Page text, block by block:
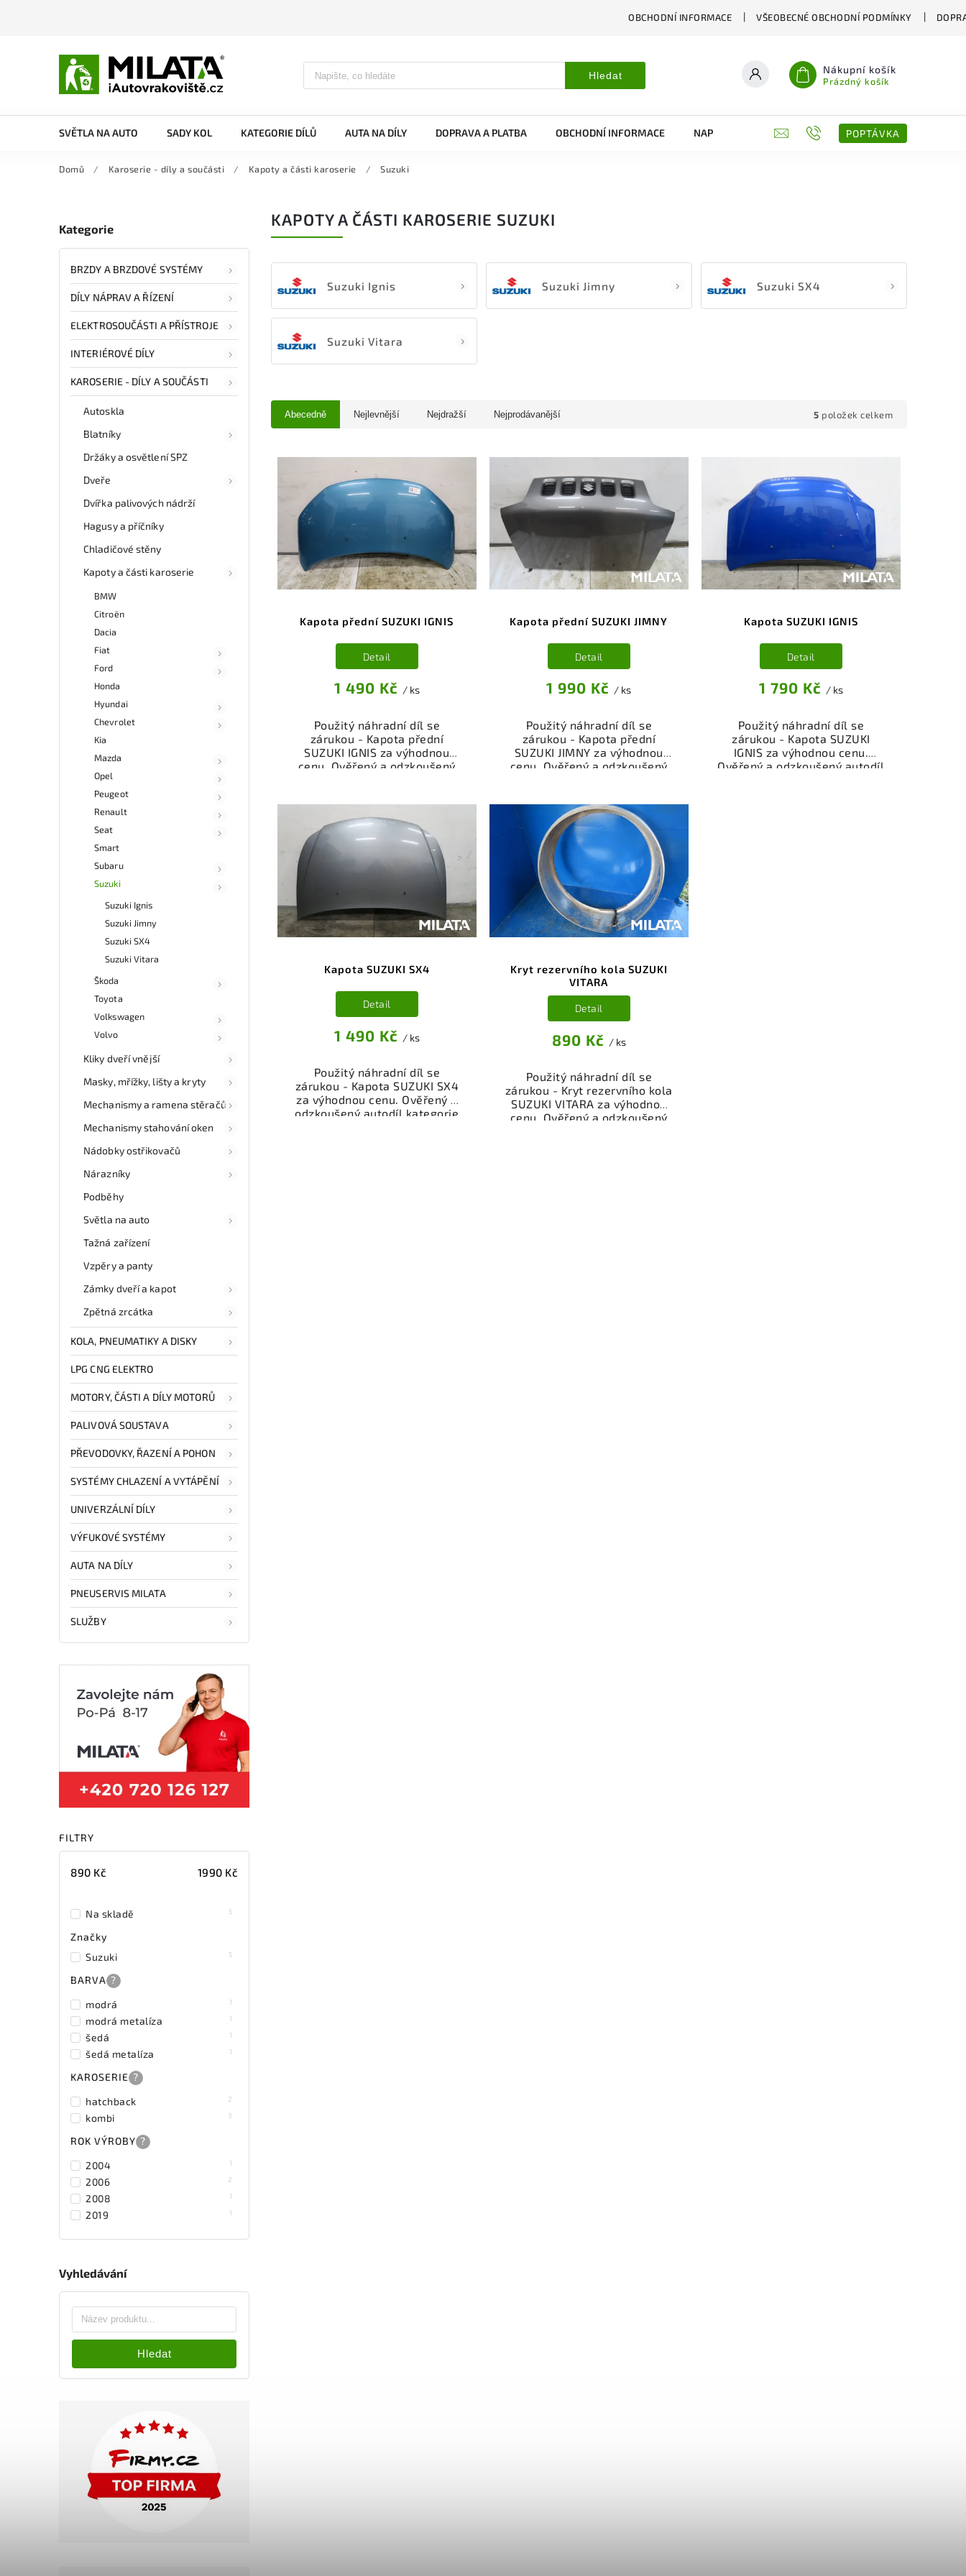
OBCHODNÍ INFORMACE VŠEOBECNÉ OBCHODNÍ PODMÍNKY
Hledat Nákupní košík
Prázdný košík
SVĚTLA NA AUTO SADY KOL KATEGORIE DÍLŮ AUTA NA DÍLY DOPRAVA A PLATBA OBCHODNÍ INFORMACE NAPIŠTE NÁM KONTAKTY POPTÁVKA
Domů / Karoserie - díly a součásti / Kapoty a části karoserie / Suzuki
Kategorie
BRZDY A BRZDOVÉ SYSTÉMY
DÍLY NÁPRAV A ŘÍZENÍ
ELEKTROSOUČÁSTI A PŘÍSTROJE
INTERIÉROVÉ DÍLY
KAROSERIE - DÍLY A SOUČÁSTI
Autoskla
Blatníky
Držáky a osvětlení SPZ
Dveře
Dvířka palivových nádrží
Hagusy a příčníky
Chladičové stěny
Kapoty a části karoserie
BMW
Citroën
Dacia
Fiat
Ford
Honda
Hyundai
Chevrolet
Kia
Mazda
Opel
Peugeot
Renault
Seat
Smart
Subaru
Suzuki
Suzuki Ignis
Suzuki Jimny
Suzuki SX4
Suzuki Vitara
Škoda
Toyota
Volkswagen
Volvo
Kliky dveří vnější
Masky, mřížky, lišty a kryty
Mechanismy a ramena stěračů
Mechanismy stahování oken
Nádobky ostřikovačů
Nárazníky
Podběhy
Světla na auto
Tažná zařízení
Vzpěry a panty
Zámky dveří a kapot
Zpětná zrcátka
KOLA, PNEUMATIKY A DISKY
LPG CNG ELEKTRO
MOTORY, ČÁSTI A DÍLY MOTORŮ
PALIVOVÁ SOUSTAVA
PŘEVODOVKY, ŘAZENÍ A POHON
SYSTÉMY CHLAZENÍ A VYTÁPĚNÍ
UNIVERZÁLNÍ DÍLY
VÝFUKOVÉ SYSTÉMY
AUTA NA DÍLY
PNEUSERVIS MILATA
SLUŽBY
FILTRY
890 Kč 1990 Kč
Na skladě 5
Značky
Suzuki
5
BARVA ?
modrá
1
modrá metalíza 1
šedá 1
šedá metalíza 1
KAROSERIE ?
hatchback
2
kombi 3
ROK VÝROBY ?
2004
1
2006 2
2008 1
2019 1
Vyhledávání
Hledat
KAPOTY A ČÁSTI KAROSERIE SUZUKI
Suzuki Ignis Suzuki Jimny Suzuki SX4
Suzuki Vitara
Abecedně Nejlevnější Nejdražší Nejprodávanější 5 položek celkem
Kapota přední SUZUKI IGNIS
1 490 Kč / ks
Detail
Použitý náhradní díl se
zárukou - Kapota přední
SUZUKI IGNIS za výhodnou
cenu. Ověřený a odzkoušený
Ověřený a funkční autodíl z
vrakoviště, připravený k
montáži. Nabízíme osobní
odběr nebo rychlé doručení
přes e-shop. Samozřejmostí je
garance vrácení peněz v
případě nespokojenosti.
Kapota přední SUZUKI JIMNY
1 990 Kč / ks
Detail
Použitý náhradní díl se
zárukou - Kapota přední
SUZUKI JIMNY za výhodnou
cenu. Ověřený a odzkoušený
Ověřený a funkční autodíl z
vrakoviště, připravený k
montáži. Nabízíme osobní
odběr nebo rychlé doručení
přes e-shop. Samozřejmostí je
garance vrácení peněz v
případě nespokojenosti.
Kapota SUZUKI IGNIS
1 790 Kč / ks
Detail
Použitý náhradní díl se
zárukou - Kapota SUZUKI
IGNIS za výhodnou cenu.
Ověřený a odzkoušený autodíl
Kapota SUZUKI SX4
1 490 Kč / ks
Detail
Použitý náhradní díl se
zárukou - Kapota SUZUKI SX4
za výhodnou cenu. Ověřený a
odzkoušený autodíl kategorie
Kryt rezervního kola SUZUKI
VITARA
890 Kč / ks
Detail
Použitý náhradní díl se
zárukou - Kryt rezervního kola
SUZUKI VITARA za výhodnou
cenu. Ověřený a odzkoušený